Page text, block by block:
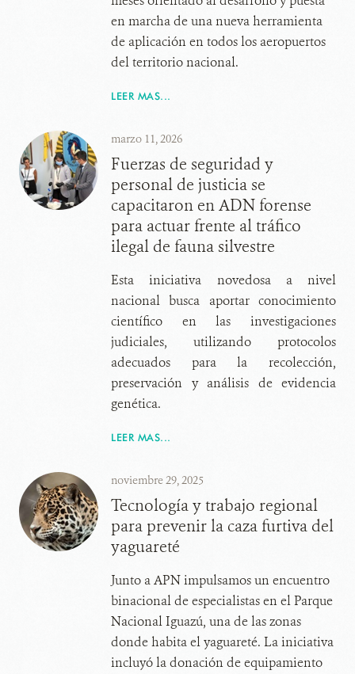
en marcha de una nueva herramienta
de aplicación en todos los aeropuertos
del territorio nacional.
LEER MAS...
marzo 11, 2026
Fuerzas de seguridad y
personal de justicia se
capacitaron en ADN forense
para actuar frente al tráfico
ilegal de fauna silvestre
Esta iniciativa novedosa a nivel
nacional busca aportar conocimiento
científico en las investigaciones
judiciales, utilizando protocolos
adecuados para la recolección,
preservación y análisis de evidencia
genética.
LEER MAS...
noviembre 29, 2025
Tecnología y trabajo regional
para prevenir la caza furtiva del
yaguareté
Junto a APN impulsamos un encuentro
binacional de especialistas en el Parque
Nacional Iguazú, una de las zonas
donde habita el yaguareté. La iniciativa
incluyó la donación de equipamiento